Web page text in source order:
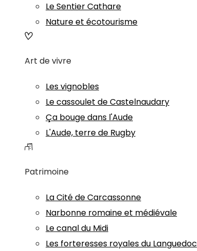
Le Sentier Cathare
Nature et écotourisme
Art de vivre
Les vignobles
Le cassoulet de Castelnaudary
Ça bouge dans l'Aude
L'Aude, terre de Rugby
Patrimoine
La Cité de Carcassonne
Narbonne romaine et médiévale
Le canal du Midi
Les forteresses royales du Languedoc